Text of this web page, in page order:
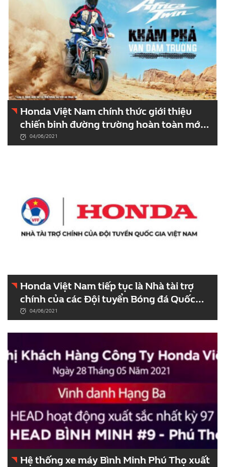
Honda Việt Nam chính thức giới thiệu
chiến binh đường trường hoàn toàn mới
Africa Twin
04/06/2021
Honda Việt Nam tiếp tục là Nhà tài trợ
chính của các Đội tuyển Bóng đá Quốc
gia Việt Nam giai đoạn 2021 – 2024
04/06/2021
Hệ thống xe máy Bình Minh Phú Thọ xuất